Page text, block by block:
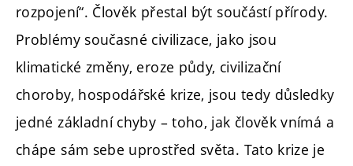
rozpojení“. Člověk přestal být součástí přírody.
Problémy současné civilizace, jako jsou
klimatické změny, eroze půdy, civilizační
choroby, hospodářské krize, jsou tedy důsledky
jedné základní chyby – toho, jak člověk vnímá a
chápe sám sebe uprostřed světa. Tato krize je